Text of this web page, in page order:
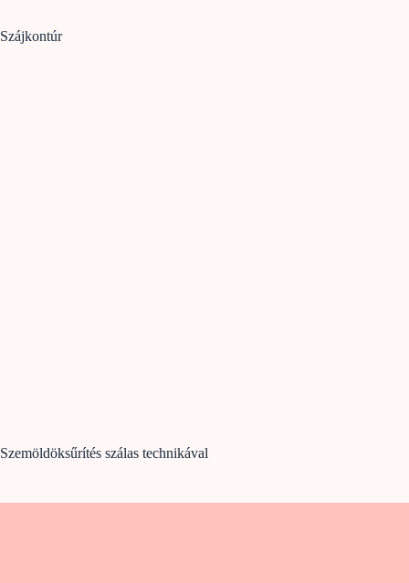
Szájkontúr
Szemöldöksűrítés szálas technikával